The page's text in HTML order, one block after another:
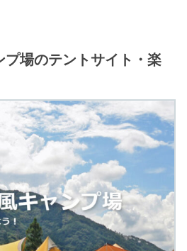
プ場のテントサイト・楽